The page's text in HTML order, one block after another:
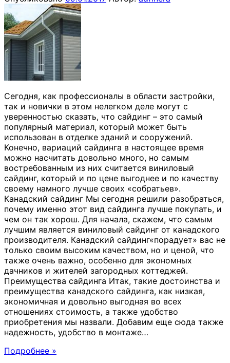
Сегодня, как профессионалы в области застройки,
так и новички в этом нелегком деле могут с
уверенностью сказать, что сайдинг – это самый
популярный материал, который может быть
использован в отделке зданий и сооружений.
Конечно, вариаций сайдинга в настоящее время
можно насчитать довольно много, но самым
востребованным из них считается виниловый
сайдинг, который и по цене выгоднее и по качеству
своему намного лучше своих «собратьев».
Канадский сайдинг Мы сегодня решили разобраться,
почему именно этот вид сайдинга лучше покупать, и
чем он так хорош. Для начала, скажем, что самым
лучшим является виниловый сайдинг от канадского
производителя. Канадский сайдинг«порадует» вас не
только своим высоким качеством, но и ценой, что
также очень важно, особенно для экономных
дачников и жителей загородных коттеджей.
Преимущества сайдинга Итак, такие достоинства и
преимущества канадского сайдинга, как низкая,
экономичная и довольно выгодная во всех
отношениях стоимость, а также удобство
приобретения мы назвали. Добавим еще сюда также
надежность, удобство в монтаже…
Подробнее »